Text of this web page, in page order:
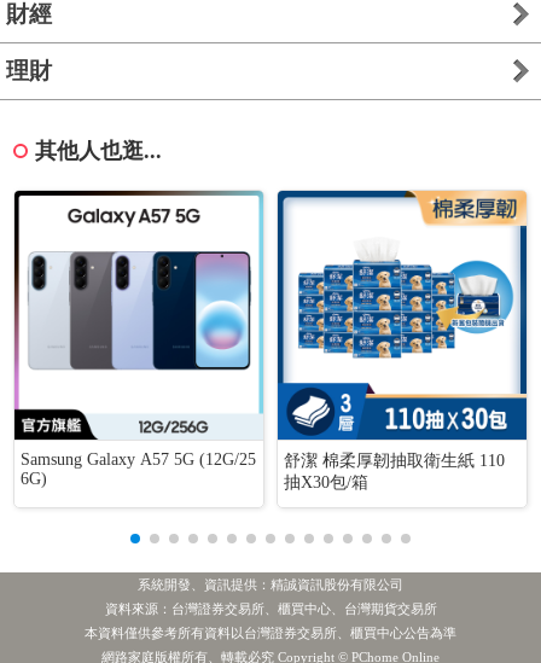
財經
理財
其他人也逛...
Samsung Galaxy A57 5G (12G/25
6G)
舒潔 棉柔厚韌抽取衛生紙 110
抽X30包/箱
系統開發、資訊提供：精誠資訊股份有限公司
資料來源：台灣證券交易所、櫃買中心、台灣期貨交易所
本資料僅供參考所有資料以台灣證券交易所、櫃買中心公告為準
網路家庭版權所有、轉載必究 Copyright © PChome Online